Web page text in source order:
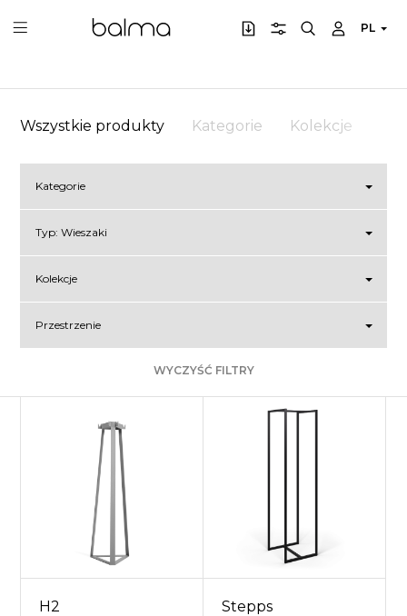
PL
Wszystkie produkty Kategorie Kolekcje
Kategorie
Typ:Wieszaki
Kolekcje
Przestrzenie
WYCZYŚĆ FILTRY
H2 Stepps